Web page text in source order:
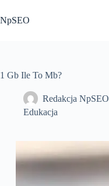
do
treści
NpSEO
1 Gb Ile To Mb?
Redakcja NpSEO
Edukacja